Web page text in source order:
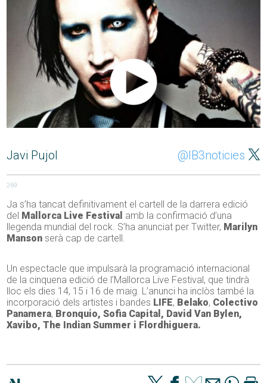
Javi Pujol @IB3noticies
269
Ja s’ha tancat definitivament el cartell de la darrera edició
del Mallorca Live Festival amb la confirmació d’una
llegenda mundial del rock. S’ha anunciat per Twitter, Marilyn
Manson serà cap de cartell.
Un espectacle que impulsarà la programació internacional
de la cinquena edició de l’Mallorca Live Festival, que tindrà
lloc els dies 14, 15 i 16 de maig. L’anunci ha inclòs també la
incorporació dels artistes i bandes LIFE, Belako, Colectivo
Panamera, Bronquio, Sofia Capital, David Van Bylen,
Xavibo, The Indian Summer i Flordhiguera.